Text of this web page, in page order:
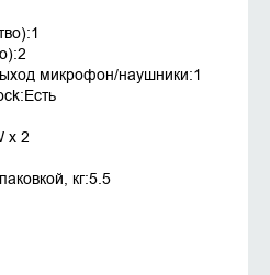
микрофон/наушники:1
x 2
кг:5.5